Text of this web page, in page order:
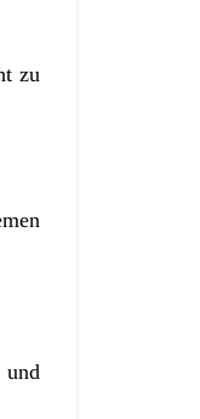
zu
und